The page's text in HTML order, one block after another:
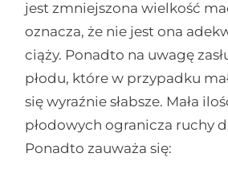
jest zmniejszona wielkość
oznacza, że nie jest ona
ciąży. Ponadto na uwagę
płodu, które w przypadku
się wyraźnie słabsze. Mała
płodowych ogranicza ruchy
Ponadto zauważa się: